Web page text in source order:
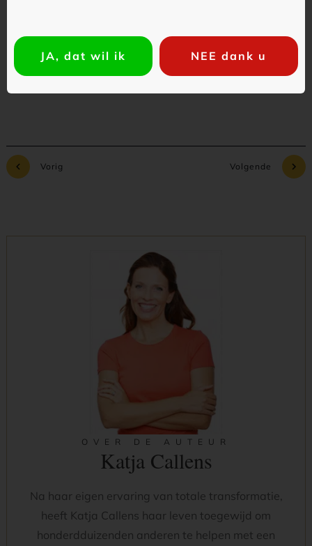
Commentaar toevoegen
Vorig Volgende
OVER DE AUTEUR
Katja Callens
Na haar eigen ervaring van totale transformatie,
heeft Katja Callens haar leven toegewijd om
honderdduizenden anderen te helpen met een
JA, dat wil ik NEE dank u